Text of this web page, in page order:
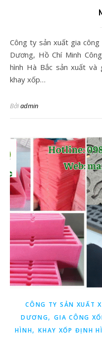
Công ty sản xuất gia công xốp định hình tại Đồng Nai, Bình
Dương, Hồ Chí Minh
hình Hà Bắc sản xuất và
khay xốp…
Bởiadmin
CÔNG TY SẢN XUẤT
DƯƠNG,GIA CÔNG
HÌNH,KHAY XỐP ĐỊNH